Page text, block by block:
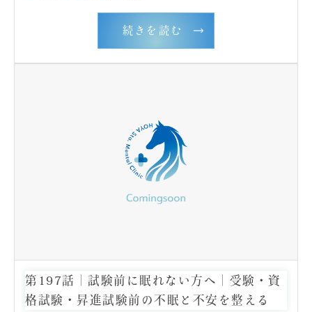
続きを読む
第197話｜試験前に眠れない方へ｜受験・資
格試験・昇進試験前の不眠と不安を整える